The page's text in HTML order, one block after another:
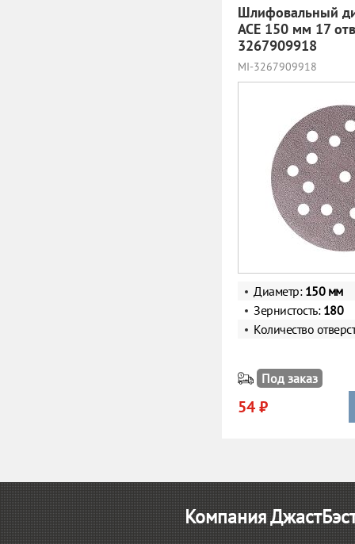
Шлифовальный
ACE 150 мм 17
3267909918
MI-3267909918
Диаметр: 150 мм
Зернистость: 180
Количество
Под заказ
54 ₽
Компания